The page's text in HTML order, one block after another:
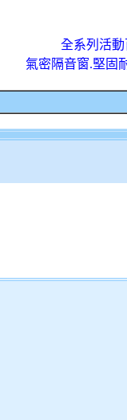
全系列活
氣密隔音窗.堅固